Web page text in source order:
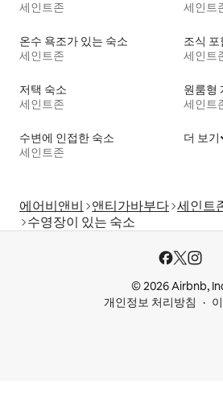
세인트존 세인트
온수 욕조가 있는 숙소
세인트존
조식 포
세인트
저택 숙소
세인트존
원룸형
세인트
수변에 인접한 숙소
세인트존
더 보기
에어비앤비 앤티가바부다 세인트
수영장이 있는 숙소
© 2026 Airbnb,
개인정보 처리방침